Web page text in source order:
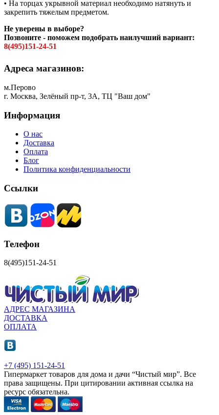
• На торцах укрывной материал необходимо натянуть и
закрепить тяжелым предметом.
Не уверены в выборе?
Позвоните - поможем подобрать наилучший вариант:
8(495)151-24-51
Адреса магазинов:
м.Перово
г. Москва, Зелёный пр-т, 3А, ТЦ "Ваш дом"
Информация
О нас
Доставка
Оплата
Блог
Политика конфиденциальности
Ссылки
Телефон
8(495)151-24-51
АДРЕС МАГАЗИНА
ДОСТАВКА
ОПЛАТА
+7 (495) 151-24-51
Гипермаркет товаров для дома и дачи “Чистый мир”. Все
права защищены. При цитировании активная ссылка на
ресурс обязательна.